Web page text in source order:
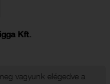
Kft.
vagyunk elégedve a